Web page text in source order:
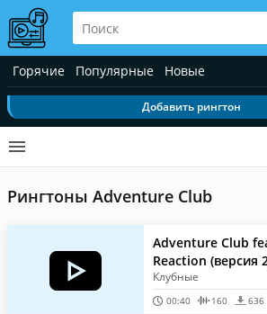
Горячие Популярные Новые
Добавить рингтон
Рингтоны Adventure Club
Adventure Club
Reaction (версия
Клубные
00:40 160 636